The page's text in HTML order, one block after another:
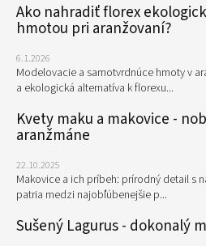
Ako nahradiť florex
hmotou pri aranžovaní?
6.1.2026
Modelovacie a samotvrdnúce hmoty v
a ekologická alternatíva k florexu...
Kvety maku a makovice -
aranžmáne
22.10.2025
Makovice a ich príbeh: prírodný detail s
patria medzi najobľúbenejšie p...
Sušený Lagurus - dokonalý